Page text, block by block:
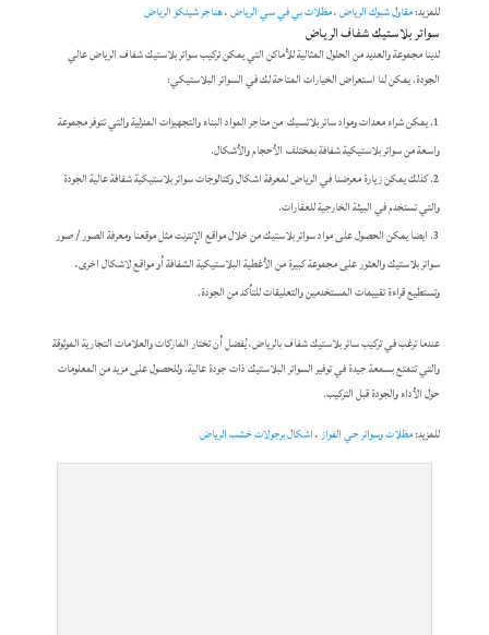
للمزيد:مقاول شبوك الرياض،مظلات بي في سي الرياض،هناجر شينكو الرياض
سواتر بلاستيك شفاف الرياض
لدينا مجموعة والعديد من الحلول المثالية للأماكن التي يمكن تركيب سواتر بلاستيك شفاف الرياض عالي
الجودة. يمكن لنا استعراض الخيارات المتاحة لك في السواتر البلاستيكي:
يمكن شراء معدات ومواد ساتر بلاتسيك من متاجر المواد البناء والتجهيزات المنزلية والتي تتوفر مجموعة
واسعة من سواتر بلاستيكية شفافة بمختلف الأحجام والأشكال.
كذلك يمكن زيارة معرضنا في الرياض لمعرفة اشكال وكتالوجات سواتر بلاستيكية شفافة عالية الجودة
والتي تستخدم في البيئة الخارجية للعقارات.
ايضا يمكن الحصول على مواد سواتر بلاستيك من خلال مواقع الإنترنت مثل موقعنا ومعرفة الصور / صور
سواتر بلاستيك والعثور على مجموعة كبيرة من الأغطية البلاستيكية الشفافة أو مواقع لاشكال اخرى،
وتستطيع قراءة تقييمات المستخدمين والتعليقات للتأكد من الجودة.
عندما ترغب في تركيب ساتر بلاستيك شفاف بالرياض، يُفضل أن تختار الماركات والعلامات التجارية الموثوقة
والتي تتمتع بسمعة جيدة في توفير السواتر البلاستيك ذات جودة عالية. وللحصول على مزيد من المعلومات
حول الأداء والجودة قبل التركيب.
للمزيد:مظلات وسواتر حي الفواز،اشكال برجولات خشب الرياض